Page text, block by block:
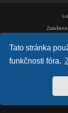
Tato stránka
funkčnosti fóra.